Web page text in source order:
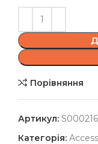
Порівняння
Артикул:
Категорія: